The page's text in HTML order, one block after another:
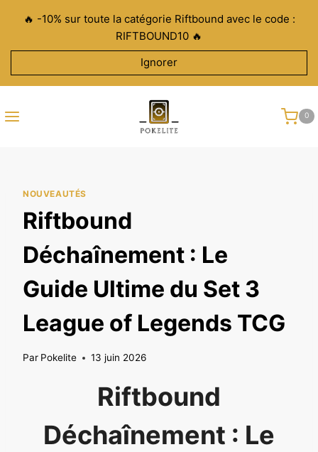
contenu
🔥 -10% sur toute la catégorie Riftbound avec le code :
RIFTBOUND10 🔥
Ignorer
0
NOUVEAUTÉS
Riftbound
Déchaînement : Le
Guide Ultime du Set 3
League of Legends TCG
Par Pokelite 13 juin 2026
Riftbound
Déchaînement : Le